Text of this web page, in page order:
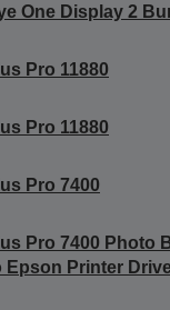
One Display 2
Pro 11880
Pro 11880
Pro 7400
Pro 7400 Photo
Epson Printer